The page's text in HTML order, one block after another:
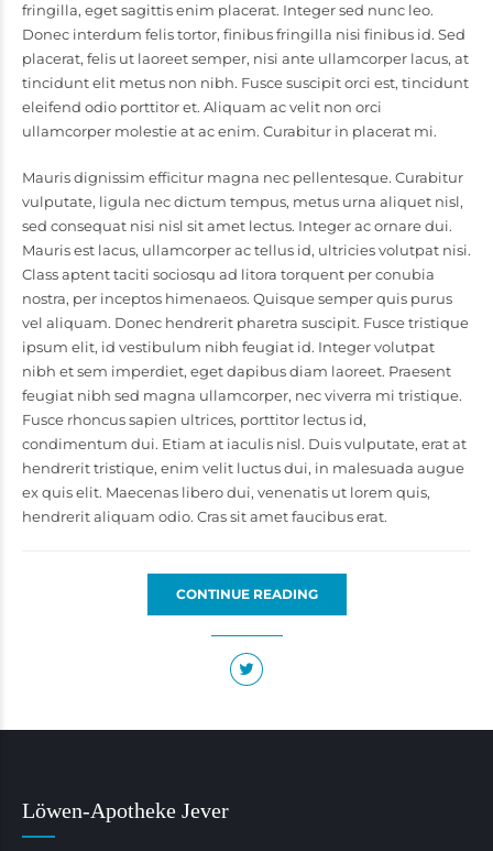
fringilla, eget sagittis enim placerat. Integer sed nunc leo.
Donec interdum felis tortor, finibus fringilla nisi finibus id. Sed
placerat, felis ut laoreet semper, nisi ante ullamcorper lacus, at
tincidunt elit metus non nibh. Fusce suscipit orci est, tincidunt
eleifend odio porttitor et. Aliquam ac velit non orci
ullamcorper molestie at ac enim. Curabitur in placerat mi.
Mauris dignissim efficitur magna nec pellentesque. Curabitur
vulputate, ligula nec dictum tempus, metus urna aliquet nisl,
sed consequat nisi nisl sit amet lectus. Integer ac ornare dui.
Mauris est lacus, ullamcorper ac tellus id, ultricies volutpat nisi.
Class aptent taciti sociosqu ad litora torquent per conubia
nostra, per inceptos himenaeos. Quisque semper quis purus
vel aliquam. Donec hendrerit pharetra suscipit. Fusce tristique
ipsum elit, id vestibulum nibh feugiat id. Integer volutpat
nibh et sem imperdiet, eget dapibus diam laoreet. Praesent
feugiat nibh sed magna ullamcorper, nec viverra mi tristique.
Fusce rhoncus sapien ultrices, porttitor lectus id,
condimentum dui. Etiam at iaculis nisl. Duis vulputate, erat at
hendrerit tristique, enim velit luctus dui, in malesuada augue
ex quis elit. Maecenas libero dui, venenatis ut lorem quis,
hendrerit aliquam odio. Cras sit amet faucibus erat.
CONTINUE READING
Löwen-Apotheke Jever